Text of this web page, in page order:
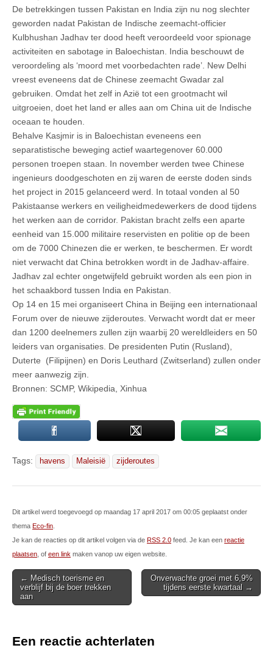
De betrekkingen tussen Pakistan en India zijn nu nog slechter
geworden nadat Pakistan de Indische zeemacht-officier
Kulbhushan Jadhav ter dood heeft veroordeeld voor spionage
activiteiten en sabotage in Baloechistan. India beschouwt de
veroordeling als ‘moord met voorbedachten rade’. New Delhi
vreest eveneens dat de Chinese zeemacht Gwadar zal
gebruiken. Omdat het zelf in Azië tot een grootmacht wil
uitgroeien, doet het land er alles aan om China uit de Indische
oceaan te houden.
Behalve Kasjmir is in Baloechistan eveneens een
separatistische beweging actief waartegenover 60.000
personen troepen staan. In november werden twee Chinese
ingenieurs doodgeschoten en zij waren de eerste doden sinds
het project in 2015 gelanceerd werd. In totaal vonden al 50
Pakistaanse werkers en veiligheidmedewerkers de dood tijdens
het werken aan de corridor. Pakistan bracht zelfs een aparte
eenheid van 15.000 militaire reservisten en politie op de been
om de 7000 Chinezen die er werken, te beschermen. Er wordt
niet verwacht dat China betrokken wordt in de Jadhav-affaire.
Jadhav zal echter ongetwijfeld gebruikt worden als een pion in
het schaakbord tussen India en Pakistan.
Op 14 en 15 mei organiseert China in Beijing een internationaal
Forum over de nieuwe zijderoutes. Verwacht wordt dat er meer
dan 1200 deelnemers zullen zijn waarbij 20 wereldleiders en 50
leiders van organisaties. De presidenten Putin (Rusland),
Duterte (Filipijnen) en Doris Leuthard (Zwitserland) zullen onder
meer aanwezig zijn.
Bronnen: SCMP, Wikipedia, Xinhua
Tags: havens Maleisië zijderoutes
Dit artikel werd toegevoegd op maandag 17 april 2017 om 00:05 geplaatst onder
thema Eco-fin
Je kan de reacties op dit artikel volgen via de RSS 2.0 feed. Je kan een reactie
plaatsen , of een link maken vanop uw eigen website.
Post
navigation
← Medisch toerisme en
verblijf bij de boer trekken
aan
Onverwachte groei met 6,9%
tijdens eerste kwartaal →
Een reactie achterlaten